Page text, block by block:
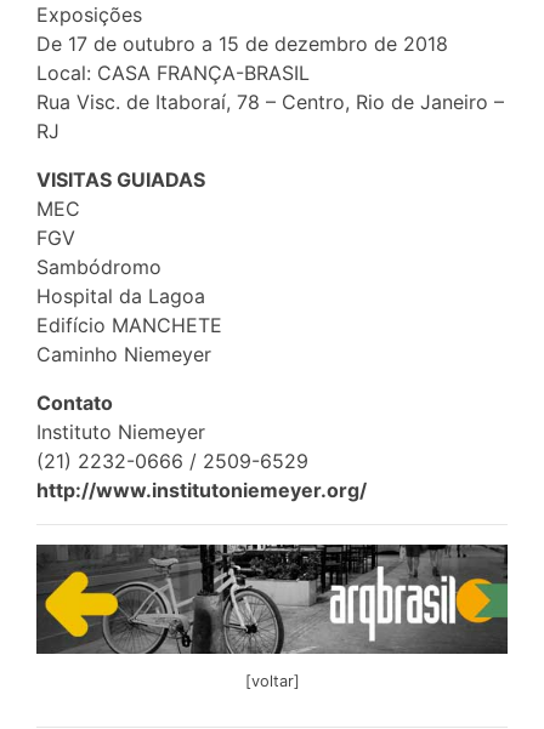
Exposições
De 17 de outubro a 15 de dezembro de 2018
Local: CASA FRANÇA-BRASIL
Rua Visc. de Itaboraí, 78 – Centro, Rio de Janeiro –
RJ
VISITAS GUIADAS
MEC
FGV
Sambódromo
Hospital da Lagoa
Edifício MANCHETE
Caminho Niemeyer
Contato
Instituto Niemeyer
(21) 2232-0666 / 2509-6529
http://www.institutoniemeyer.org/
[voltar]